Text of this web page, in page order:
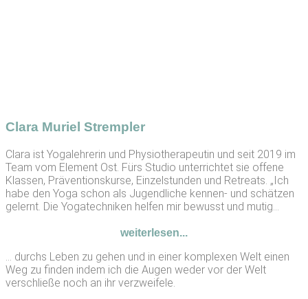
Clara Muriel Strempler
Clara ist Yogalehrerin und Physiotherapeutin und seit 2019 im
Team vom Element Ost. Fürs Studio unterrichtet sie offene
Klassen, Präventionskurse, Einzelstunden und Retreats. „Ich
habe den Yoga schon als Jugendliche kennen- und schätzen
gelernt. Die Yogatechniken helfen mir bewusst und mutig...
weiterlesen...
… durchs Leben zu gehen und in einer komplexen Welt einen
Weg zu finden indem ich die Augen weder vor der Welt
verschließe noch an ihr verzweifele.